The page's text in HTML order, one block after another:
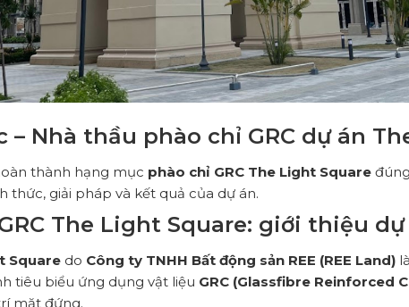
– Nhà thầu phào chỉ GRC dự án
thành hạng mục phào chỉ GRC The Light Square
thức, giải pháp và kết quả của dự án.
The Light Square: giới thiệu dự
Square do Công ty TNHH Bất động sản REE (REE Land)
tiêu biểu ứng dụng vật liệu GRC (Glassfibre Reinforced
mặt đứng.